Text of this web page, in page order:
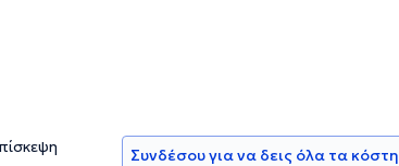
Συνδέσου για να δεις όλα τα κόστη